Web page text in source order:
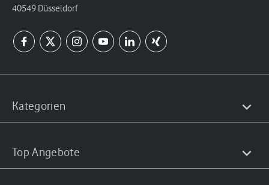
40549 Düsseldorf
Kategorien
Top Angebote